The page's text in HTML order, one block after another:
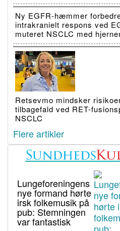
Ny EGFR-hæmmer
intrakranielt respons ved
muteret NSCLC med
Retsevmo mindsker
tilbagefald ved RET-
NSCLC
Flere artikler
Lungeforeningens
nye formand hørte
irsk folkemusik på
pub: Stemningen
var fantastisk